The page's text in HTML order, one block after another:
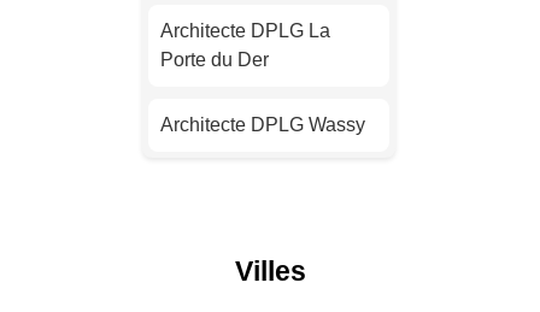
Architecte DPLG
Architecte DPLG La
Porte du Der
Architecte DPLG Wassy
Architecte DPLG
Villes